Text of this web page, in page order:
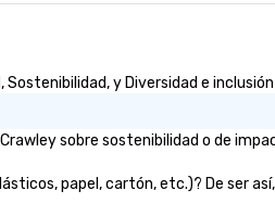
forgotten or
purpose.
y Diversidad e inclusión
sobre sostenibilidad o de
papel, cartón, etc.)? De ser